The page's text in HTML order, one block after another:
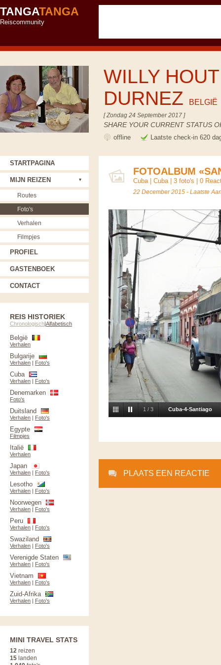
TANGATANGA
Reiscommunity
WILLY
DURNEZ
BELGIË
[ Zondag 24 September 2017 ]
SHARE YOUR CURRENT STATUS
offline Laatste check-in 620
FOTOALBUM
Cuba| Cuba| 3 foto's | 0
22 December 2015 - Laatste
1 / 3 Cuba-4-Santiago
PLAATS EEN REACTIE
STARTPAGINA
MIJN REIZEN
Routes
Foto's
Verhalen
Filmpjes
PROFIEL
GASTENBOEK
CONTACT
REIS HISTORIEK
Chronologisch|Alfabetisch
België
Verhalen
Bulgarije
Verhalen | Foto's
Cuba
Verhalen | Foto's
Denemarken
Foto's
Duitsland
Verhalen | Foto's
Egypte
Filmpjes
Italië
Verhalen
Japan
Verhalen | Foto's
Lesotho
Verhalen | Foto's
Noorwegen
Verhalen | Foto's
Peru
Verhalen | Foto's
Swaziland
Verhalen | Foto's
Verenigde Staten
Verhalen | Foto's
Vietnam
Verhalen | Foto's
Zuid-Afrika
Verhalen | Foto's
MINI TRAVEL STATS
12 reizen
15 landen